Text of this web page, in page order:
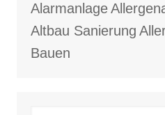
Alarmanlage
Altbau Sanierung
Bauen